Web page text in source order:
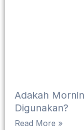
Adakah
Digunakan?
Read More »